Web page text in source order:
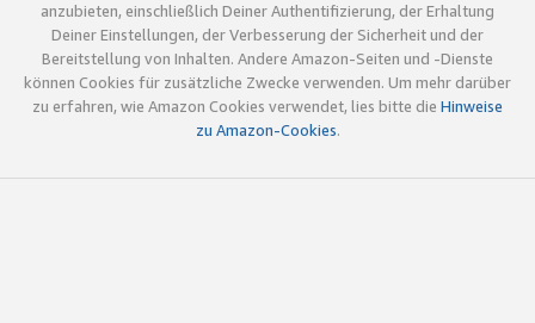
anzubieten, einschließlich Deiner Authentifizierung, der Erhaltung
Deiner Einstellungen, der Verbesserung der Sicherheit und der
Bereitstellung von Inhalten. Andere Amazon-Seiten und -Dienste
können Cookies für zusätzliche Zwecke verwenden. Um mehr darüber
zu erfahren, wie Amazon Cookies verwendet, lies bitte die Hinweise
zu Amazon-Cookies.